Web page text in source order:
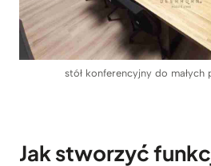
stół konferencyjny do małych
Jak stworzyć